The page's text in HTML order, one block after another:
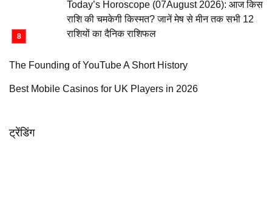
Today’s Horoscope (07August 2026): आज किस
राशि की चमकेगी किस्मत? जानें मेष से मीन तक सभी 12
राशियों का दैनिक राशिफल
The Founding of YouTube A Short History
Best Mobile Casinos for UK Players in 2026
ट्रेंडिंग